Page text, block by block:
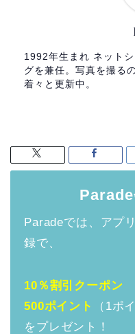
1992年生まれ ネット
グを兼任。写真を撮る
着々と更新中。
Parade
Paradeでは、アプ
録で、
10％割引クーポン
500ポイント
（1ポ
をプレゼント！